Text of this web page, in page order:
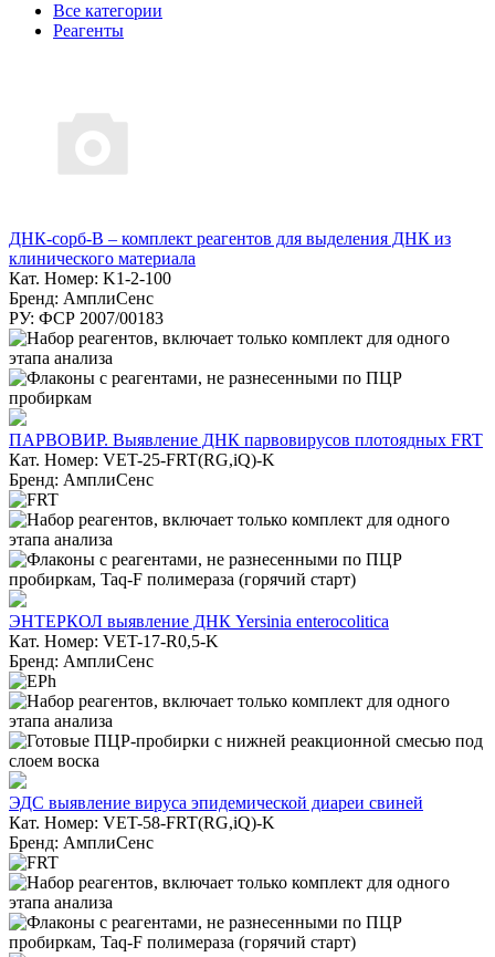
Все категории
Реагенты
ДНК-сорб-В – комплект реагентов для выделения ДНК из
клинического материала
Кат. Номер: K1-2-100
Бренд: АмплиСенс
РУ: ФСР 2007/00183
ПАРВОВИР. Выявление ДНК парвовирусов плотоядных FRT
Кат. Номер: VET-25-FRT(RG,iQ)-K
Бренд: АмплиСенс
ЭНТЕРКОЛ выявление ДНК Yersinia enterocolitica
Кат. Номер: VET-17-R0,5-K
Бренд: АмплиСенс
ЭДС выявление вируса эпидемической диареи свиней
Кат. Номер: VET-58-FRT(RG,iQ)-K
Бренд: АмплиСенс